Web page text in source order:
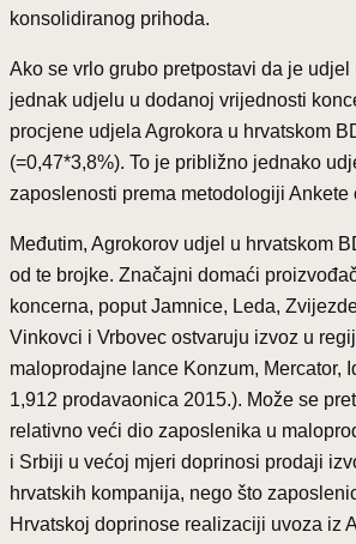
konsolidiranog prihoda.
Ako se vrlo grubo pretpostavi da je udjel
jednak udjelu u dodanoj vrijednosti
procjene udjela Agrokora u hrvatskom
(=0,47*3,8%). To je približno jednako
zaposlenosti prema metodologiji Ankete
Međutim, Agrokorov udjel u hrvatskom
od te brojke. Značajni domaći
koncerna, poput Jamnice, Leda,
Vinkovci i Vrbovec ostvaruju izvoz u
maloprodajne lance Konzum, Mercator,
1,912 prodavaonica 2015.). Može se
relativno veći dio zaposlenika u
i Srbiji u većoj mjeri doprinosi prodaji
hrvatskih kompanija, nego što
Hrvatskoj doprinose realizaciji uvoza iz